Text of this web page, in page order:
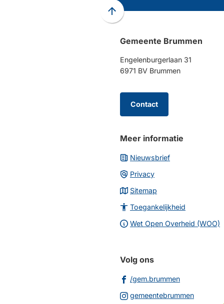
Scroll
boven
het
van
paginainhoud
Gemeente Brummen
Engelenburgerlaan 31
6971 BV Brummen
Contact
Meer informatie
Nieuwsbrief
Privacy
Sitemap
Toegankelijkheid
Wet Open Overheid (WOO)
Volg ons
/gem.brummen(Verwijst
gemeentebrummen